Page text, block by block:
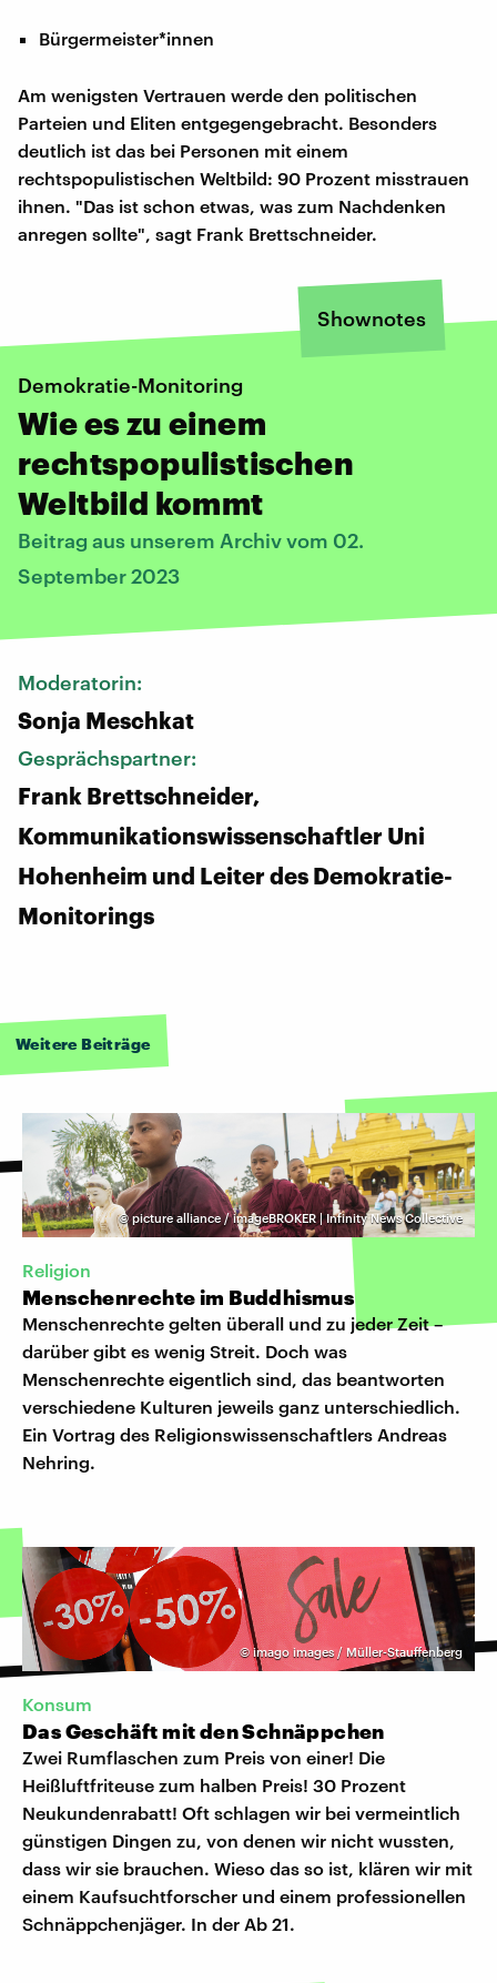
Bürgermeister*innen
Am wenigsten Vertrauen werde den politischen
Parteien und Eliten entgegengebracht. Besonders
deutlich ist das bei Personen mit einem
rechtspopulistischen Weltbild: 90 Prozent misstrauen
ihnen. "Das ist schon etwas, was zum Nachdenken
anregen sollte", sagt Frank Brettschneider.
Shownotes
Demokratie-Monitoring
Wie es zu einem
rechtspopulistischen
Weltbild kommt
Beitrag aus unserem Archiv vom 02.
September 2023
Moderatorin:
Sonja Meschkat
Gesprächspartner:
Frank Brettschneider,
Kommunikationswissenschaftler Uni
Hohenheim und Leiter des Demokratie-
Monitorings
Weitere Beiträge
©picture alliance / imageBROKER | Infinity News Collective
Religion
Menschenrechte im Buddhismus
Menschenrechte gelten überall und zu jeder Zeit –
darüber gibt es wenig Streit. Doch was
Menschenrechte eigentlich sind, das beantworten
verschiedene Kulturen jeweils ganz unterschiedlich.
Ein Vortrag des Religionswissenschaftlers Andreas
Nehring.
©imago images / Müller-Stauffenberg
Konsum
Das Geschäft mit den Schnäppchen
Zwei Rumflaschen zum Preis von einer! Die
Heißluftfriteuse zum halben Preis! 30 Prozent
Neukundenrabatt! Oft schlagen wir bei vermeintlich
günstigen Dingen zu, von denen wir nicht wussten,
dass wir sie brauchen. Wieso das so ist, klären wir mit
einem Kaufsuchtforscher und einem professionellen
Schnäppchenjäger. In der Ab 21.